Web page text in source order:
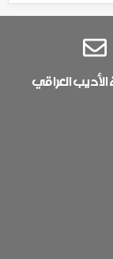
الأديب العراقي